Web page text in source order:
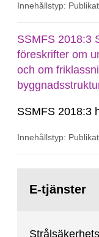
SSMFS
Innehållstyp:
SSMFS 2018:3
föreskrifter om
och om
SSMFS 2018:3
Innehållstyp:
sida:E-tjänster